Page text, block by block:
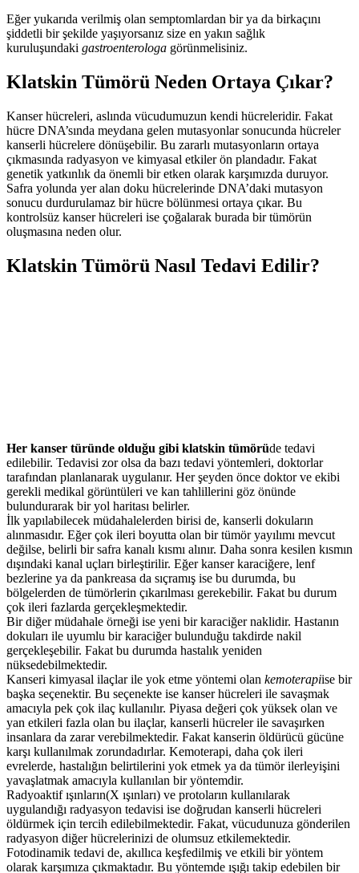
Eğer yukarıda verilmiş olan semptomlardan bir ya da birkaçını
şiddetli bir şekilde yaşıyorsanız size en yakın sağlık
kuruluşundaki gastroenterologa görünmelisiniz.
Klatskin Tümörü Neden Ortaya Çıkar?
Kanser hücreleri, aslında vücudumuzun kendi hücreleridir. Fakat
hücre DNA’sında meydana gelen mutasyonlar sonucunda hücreler
kanserli hücrelere dönüşebilir. Bu zararlı mutasyonların ortaya
çıkmasında radyasyon ve kimyasal etkiler ön plandadır. Fakat
genetik yatkınlık da önemli bir etken olarak karşımızda duruyor.
Safra yolunda yer alan doku hücrelerinde DNA’daki mutasyon
sonucu durdurulamaz bir hücre bölünmesi ortaya çıkar. Bu
kontrolsüz kanser hücreleri ise çoğalarak burada bir tümörün
oluşmasına neden olur.
Klatskin Tümörü Nasıl Tedavi Edilir?
Her kanser türünde olduğu gibi klatskin tümörüde tedavi
edilebilir. Tedavisi zor olsa da bazı tedavi yöntemleri, doktorlar
tarafından planlanarak uygulanır. Her şeyden önce doktor ve ekibi
gerekli medikal görüntüleri ve kan tahlillerini göz önünde
bulundurarak bir yol haritası belirler.
İlk yapılabilecek müdahalelerden birisi de, kanserli dokuların
alınmasıdır. Eğer çok ileri boyutta olan bir tümör yayılımı mevcut
değilse, belirli bir safra kanalı kısmı alınır. Daha sonra kesilen kısmın
dışındaki kanal uçları birleştirilir. Eğer kanser karaciğere, lenf
bezlerine ya da pankreasa da sıçramış ise bu durumda, bu
bölgelerden de tümörlerin çıkarılması gerekebilir. Fakat bu durum
çok ileri fazlarda gerçekleşmektedir.
Bir diğer müdahale örneği ise yeni bir karaciğer naklidir. Hastanın
dokuları ile uyumlu bir karaciğer bulunduğu takdirde nakil
gerçekleşebilir. Fakat bu durumda hastalık yeniden
nüksedebilmektedir.
Kanseri kimyasal ilaçlar ile yok etme yöntemi olan kemoterapiise bir
başka seçenektir. Bu seçenekte ise kanser hücreleri ile savaşmak
amacıyla pek çok ilaç kullanılır. Piyasa değeri çok yüksek olan ve
yan etkileri fazla olan bu ilaçlar, kanserli hücreler ile savaşırken
insanlara da zarar verebilmektedir. Fakat kanserin öldürücü gücüne
karşı kullanılmak zorundadırlar. Kemoterapi, daha çok ileri
evrelerde, hastalığın belirtilerini yok etmek ya da tümör ilerleyişini
yavaşlatmak amacıyla kullanılan bir yöntemdir.
Radyoaktif ışınların(X ışınları) ve protoların kullanılarak
uygulandığı radyasyon tedavisi ise doğrudan kanserli hücreleri
öldürmek için tercih edilebilmektedir. Fakat, vücudunuza gönderilen
radyasyon diğer hücrelerinizi de olumsuz etkilemektedir.
Fotodinamik tedavi de, akıllıca keşfedilmiş ve etkili bir yöntem
olarak karşımıza çıkmaktadır. Bu yöntemde ışığı takip edebilen bir